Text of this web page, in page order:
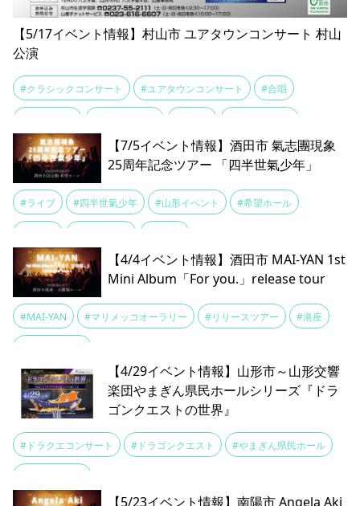
【5/17イベント情報】村山市 ユアタウンコンサート 村山
公演
#クラシックコンサート #ユアタウンコンサート #合唱
【7/5イベント情報】酒田市 氣志團現象
25周年記念ツアー 「四半世氣少年」
#ライブ #四半世氣少年 #山形イベント #希望ホール
【4/4イベント情報】酒田市 MAI-YAN 1st
Mini Album「For you.」release tour
#MAI-YAN #マリメッコオーラリー #リリースツアー #港座
【4/29イベント情報】山形市～山形交響
楽団やまぎん県民ホールシリーズ『ドラ
ゴンクエストの世界』
#ドラクエコンサート #ドラゴンクエスト #やまぎん県民ホール
【5/23イベント情報】南陽市 Angela Aki